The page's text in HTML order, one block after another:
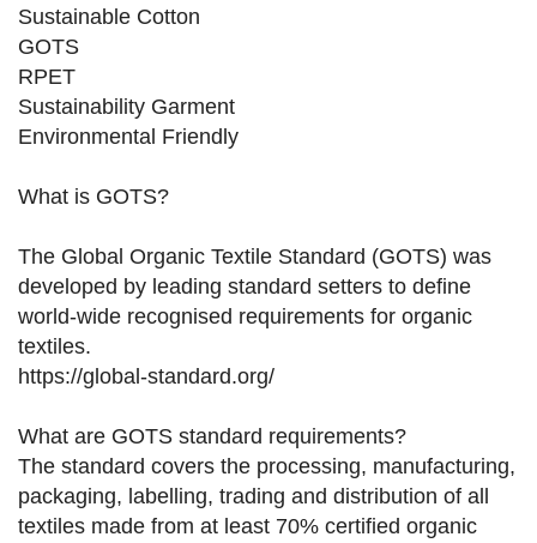
Sustainable Cotton
GOTS
RPET
Sustainability Garment
Environmental Friendly
What is GOTS?
The Global Organic Textile Standard (GOTS) was
developed by leading standard setters to define
world-wide recognised requirements for organic
textiles.
https://global-standard.org/
What are GOTS standard requirements?
The standard covers the processing, manufacturing,
packaging, labelling, trading and distribution of all
textiles made from at least 70% certified organic